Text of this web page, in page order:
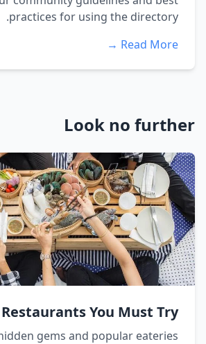
practices for using the directory.
Read More →
Look no further
You Must Try
gems and popular eateries